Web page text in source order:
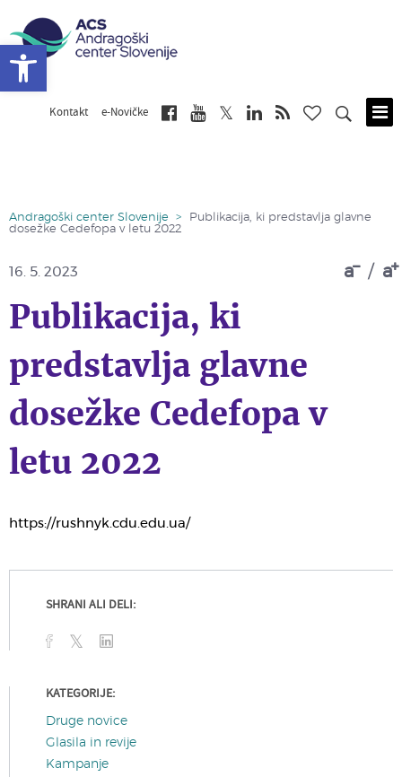
Kontakt e-Novičke
Andragoški center Slovenije >
Publikacija, ki predstavlja glavne
dosežke Cedefopa v letu 2022
a / a
16. 5. 2023
Publikacija, ki
predstavlja glavne
dosežke Cedefopa v
letu 2022
https://rushnyk.cdu.edu.ua/
SHRANI ALI DELI:
KATEGORIJE:
Druge novice
Glasila in revije
Kampanje
Open toolbar